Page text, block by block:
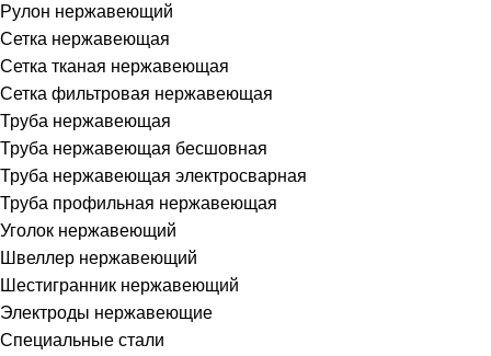
Рулон нержавеющий
Сетка нержавеющая
Сетка тканая нержавеющая
Сетка фильтровая нержавеющая
Труба нержавеющая
Труба нержавеющая бесшовная
Труба нержавеющая электросварная
Труба профильная нержавеющая
Уголок нержавеющий
Швеллер нержавеющий
Шестигранник нержавеющий
Электроды нержавеющие
Специальные стали